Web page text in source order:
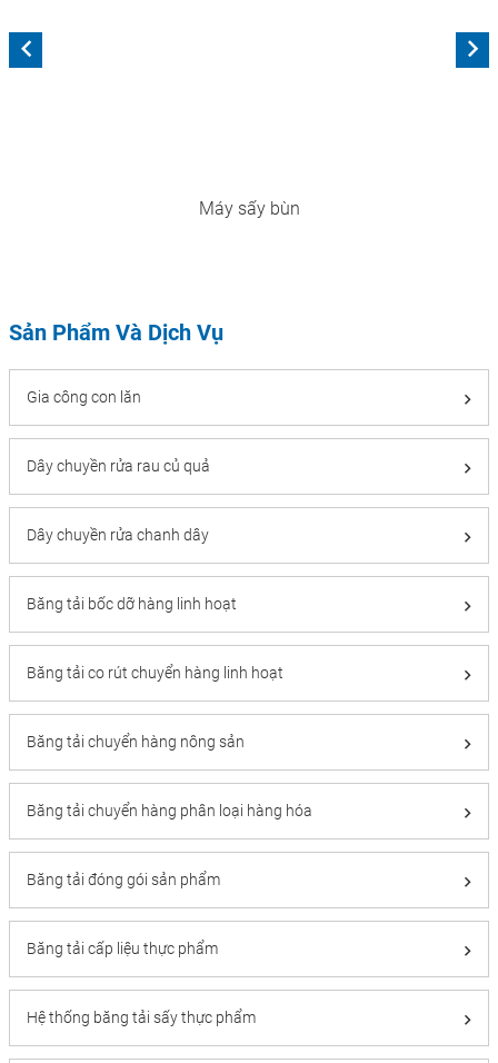
Máy sấy bùn
Sản Phẩm Và Dịch Vụ
Gia công con lăn
Dây chuyền rửa rau củ quả
Dây chuyền rửa chanh dây
Băng tải bốc dỡ hàng linh hoạt
Băng tải co rút chuyển hàng linh hoạt
Băng tải chuyển hàng nông sản
Băng tải chuyển hàng phân loại hàng hóa
Băng tải đóng gói sản phẩm
Băng tải cấp liệu thực phẩm
Hệ thống băng tải sấy thực phẩm